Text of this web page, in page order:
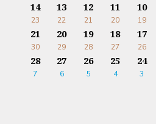
10
19
11
20
12
21
13
22
14
23
17
26
18
27
19
28
20
29
21
30
24
3
25
4
26
5
27
6
28
7